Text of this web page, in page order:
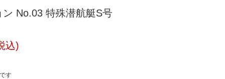
ン No.03 特殊潜航艇S号
込)
す